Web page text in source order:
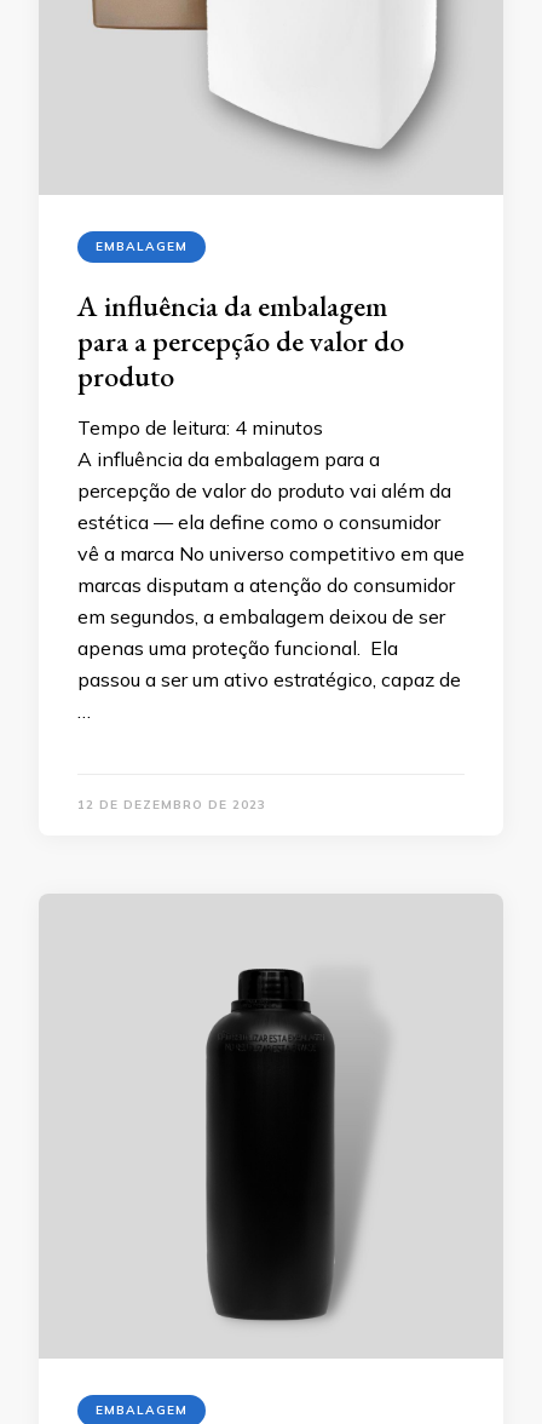
EMBALAGEM
A influência da embalagem
para a percepção de valor do
produto
Tempo de leitura: 4 minutos
A influência da embalagem para a
percepção de valor do produto vai além da
estética — ela define como o consumidor
vê a marca No universo competitivo em que
marcas disputam a atenção do consumidor
em segundos, a embalagem deixou de ser
apenas uma proteção funcional. Ela
passou a ser um ativo estratégico, capaz de
…
12 DE DEZEMBRO DE 2023
EMBALAGEM